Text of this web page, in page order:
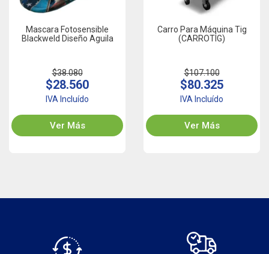
Mascara Fotosensible
Blackweld Diseño Aguila
$38.080
$28.560
IVA Incluído
Ver Más
Carro Para Máquina Tig
(CARROTIG)
$107.100
$80.325
IVA Incluído
Ver Más